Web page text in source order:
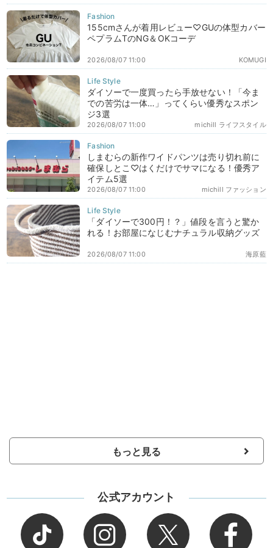
155cmさんが着用レビュー♡GUの体型カバー
ペプラムTのNG＆OKコーデ
KOMUGI
2026/08/07 11:00
ダイソーで一度買ったら手放せない！「今ま
での苦労は一体…」ってくらい優秀なスポン
ジ3選
michill ライフスタイル
2026/08/07 11:00
しまむらの新作ワイドパンツは売り切れ前に
確保しとこ♡はくだけでサマになる！優秀ア
イテム5選
michill ファッション
2026/08/07 11:00
「ダイソーで300円！？」値段を言うと驚か
れる！お部屋になじむナチュラル収納グッズ
海原藍
2026/08/07 11:00
もっと見る
公式アカウント